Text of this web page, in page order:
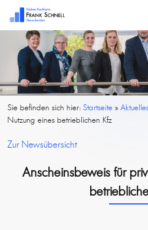
Sie befinden sich hier:Startseite »
Nutzung eines betrieblichen Kfz
Zur Newsübersicht
Anscheinsbeweis für